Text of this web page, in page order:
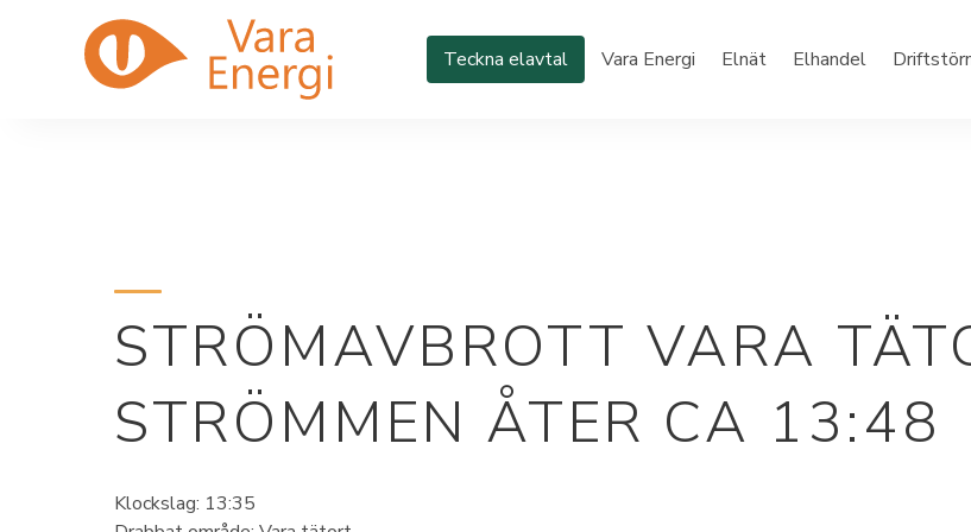
Teckna elavtal Vara Energi Elnät Elhandel
STRÖMAVBROTT VARA
STRÖMMEN ÅTER CA 13:48
Klockslag: 13:35